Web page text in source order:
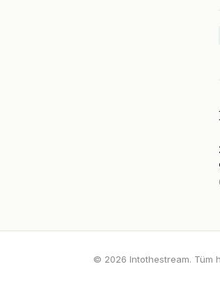
© 2026 Intothestream. Tüm